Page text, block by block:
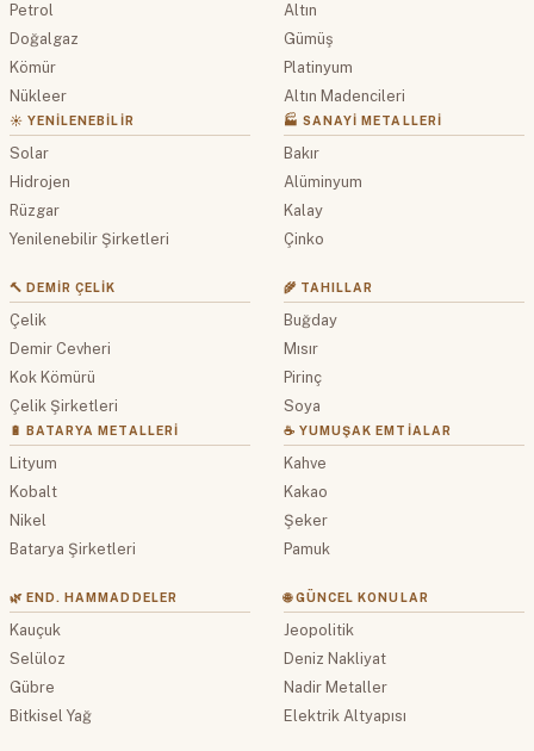
Petrol
Doğalgaz
Kömür
Nükleer
☀️ YENILENEBILIR
Solar
Hidrojen
Rüzgar
Yenilenebilir Şirketleri
Altın
Gümüş
Platinyum
Altın Madencileri
🏭 SANAYI METALLERI
Bakır
Alüminyum
Kalay
Çinko
🔨 DEMIR ÇELIK
Çelik
Demir Cevheri
Kok Kömürü
Çelik Şirketleri
🔋 BATARYA METALLERI
Lityum
Kobalt
Nikel
Batarya Şirketleri
🌾 TAHILLAR
Buğday
Mısır
Pirinç
Soya
☕ YUMUŞAK EMTIALAR
Kahve
Kakao
Şeker
Pamuk
🌿 END. HAMMADDELER
Kauçuk
Selüloz
Gübre
Bitkisel Yağ
🌐 GÜNCEL KONULAR
Jeopolitik
Deniz Nakliyat
Nadir Metaller
Elektrik Altyapısı